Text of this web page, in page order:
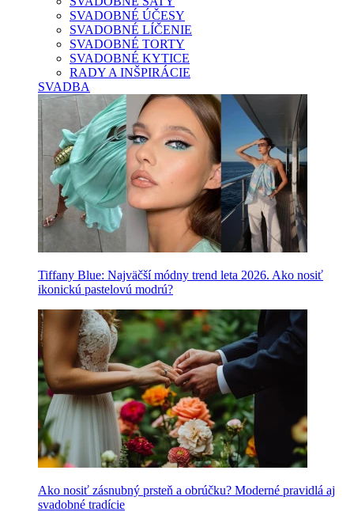
SVADOBNÉ ÚČESY
SVADOBNÉ LÍČENIE
SVADOBNÉ TORTY
SVADOBNÉ KYTICE
RADY A INŠPIRÁCIE
SVADBA
Tiffany Blue: Najväčší módny trend leta 2026. Ako nosiť
ikonickú pastelovú modrú?
Ako nosiť zásnubný prsteň a obrúčku? Moderné pravidlá aj
svadobné tradície